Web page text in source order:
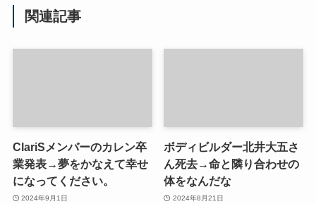
関連記事
ClariSメンバーのカレン卒
業発表→夢をかなえて幸せ
になってください。
2024年9月1日
ボディビルダー北井大五さ
ん死去→命と隣り合わせの
体をなんだな
2024年8月21日